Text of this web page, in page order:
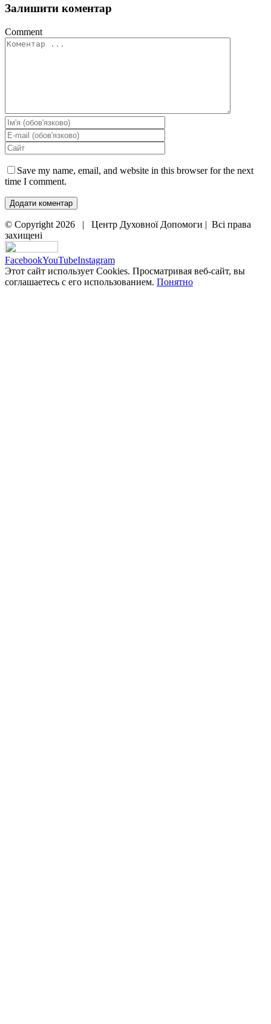
Залишити коментар
Comment
Save my name, email, and website in this browser for the next
time I comment.
© Copyright 2026 | Центр Духовної Допомоги | Всі права
захищені
FacebookYouTubeInstagram
Этот сайт использует Cookies. Просматривая веб-сайт, вы
соглашаетесь с его использованием. Понятно